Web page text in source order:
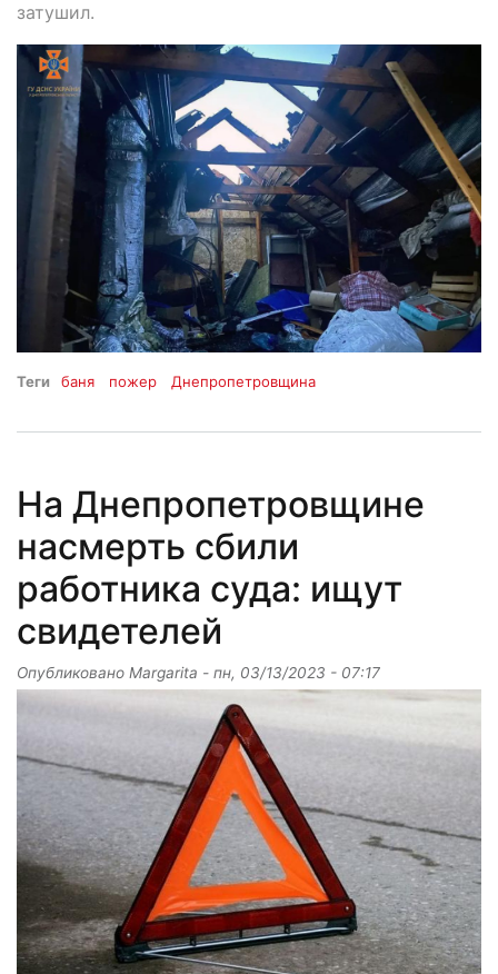
затушил.
Теги баня пожер Днепропетровщина
На Днепропетровщине
насмерть сбили
работника суда: ищут
свидетелей
Опубликовано Margarita - пн, 03/13/2023 - 07:17